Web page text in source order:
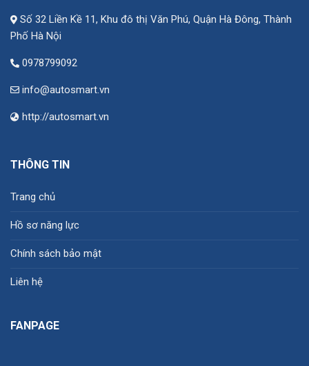
Số 32 Liền Kề 11, Khu đô thị Văn Phú, Quận Hà Đông, Thành
Phố Hà Nội
0978799092
info@autosmart.vn
http://autosmart.vn
THÔNG TIN
Trang chủ
Hồ sơ năng lực
Chính sách bảo mật
Liên hệ
FANPAGE